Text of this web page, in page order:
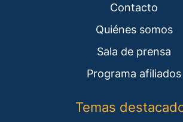
Contacto
Quiénes somos
Sala de prensa
Programa afiliados
Temas